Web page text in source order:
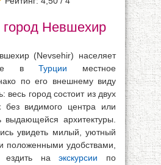
город Невшехир
(Nevsehir) населяет
вТурции местное
по его внешнему виду
весь город состоит из двух
без видимого центра или
выдающейся архитектуры.
увидеть милый, уютный
положенными удобствами,
ездить наэкскурсии по